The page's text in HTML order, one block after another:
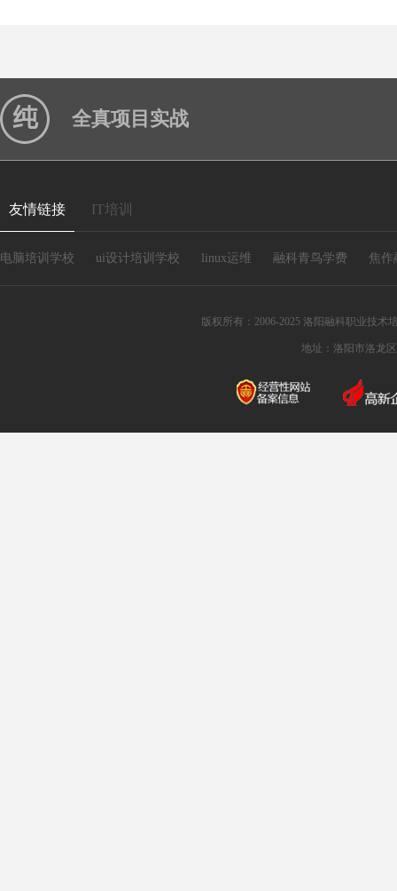
全真项目实战
友情链接 IT培训
电脑培训学校 ui设计培训学校 linux运维 融科青鸟学费 焦作
版权所有：2006-2025 洛阳融科职业技术
地址：洛阳市洛龙